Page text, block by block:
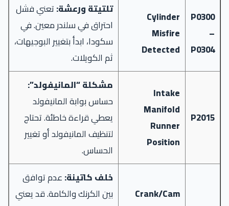
P0300
–
P0304
Cylinder
Misfire
Detected
تلتيتة ورعشة:تعني فشل
احتراق في سلندر معين. في
سكودا، ابدأ بتغيير البوجيهات،
ثم الكويلات.
P2015
Intake
Manifold
Runner
Position
مشكلة “المانيفولد”:
حساس بوابة المانيفولد
يعطي قراءة خاطئة. تحتاج
لتنظيف المانيفولد أو تغيير
الحساس.
Crank/Cam
خلف كاتينة:عدم توافق
بين الكرنك والكامة. قد يعني